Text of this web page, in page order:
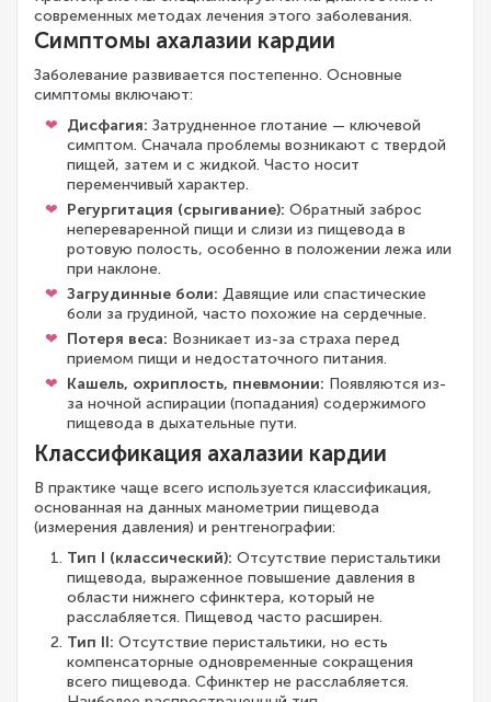
современных методах лечения этого заболевания.
Симптомы ахалазии кардии
Заболевание развивается постепенно. Основные
симптомы включают:
Дисфагия: Затрудненное глотание — ключевой
симптом. Сначала проблемы возникают с твердой
пищей, затем и с жидкой. Часто носит
переменчивый характер.
Регургитация (срыгивание): Обратный заброс
непереваренной пищи и слизи из пищевода в
ротовую полость, особенно в положении лежа или
при наклоне.
Загрудинные боли: Давящие или спастические
боли за грудиной, часто похожие на сердечные.
Потеря веса: Возникает из-за страха перед
приемом пищи и недостаточного питания.
Кашель, охриплость, пневмонии: Появляются из-
за ночной аспирации (попадания) содержимого
пищевода в дыхательные пути.
Классификация ахалазии кардии
В практике чаще всего используется классификация,
основанная на данных манометрии пищевода
(измерения давления) и рентгенографии:
Тип I (классический): Отсутствие перистальтики
пищевода, выраженное повышение давления в
области нижнего сфинктера, который не
расслабляется. Пищевод часто расширен.
Тип II: Отсутствие перистальтики, но есть
компенсаторные одновременные сокращения
всего пищевода. Сфинктер не расслабляется.